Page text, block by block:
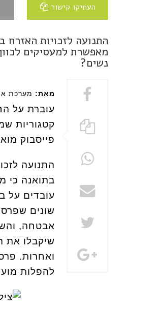
העתיקו קישור
התנועה לזכויות
מאפשרת למעסיקים
נשים?
מאת: מערכת
קטגוריות
פייסבוק
בתואנה כי
שונים
אבטחה,
שיקבלו את
ואחרות.
להפלות